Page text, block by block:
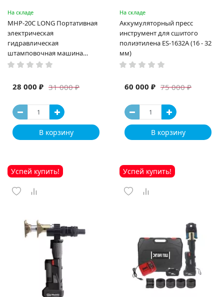
На складе
MHP-20C LONG Портативная
электрическая
гидравлическая
штамповочная машина
высокая мощность и мощный
машина
31 000 ₽
28 000 ₽
В корзину
На складе
Аккумуляторный пресс
инструмент для сшитого
полиэтилена ES-1632A (16 - 32
мм)
75 000 ₽
60 000 ₽
В корзину
Успей купить! Успей купить!